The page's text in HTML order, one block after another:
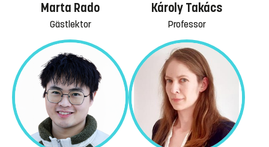
Marta Rado
Gästlektor
Károly Takács
Professor